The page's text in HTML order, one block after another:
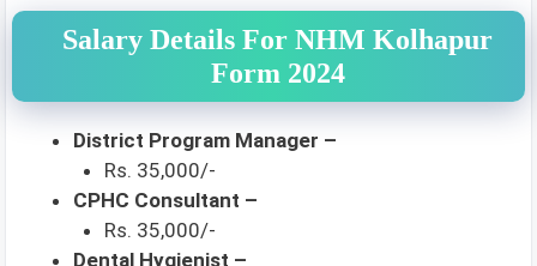
Salary Details For NHM Kolhapur
Form 2024
District Program Manager –
Rs. 35,000/-
CPHC Consultant –
Rs. 35,000/-
Dental Hygienist –